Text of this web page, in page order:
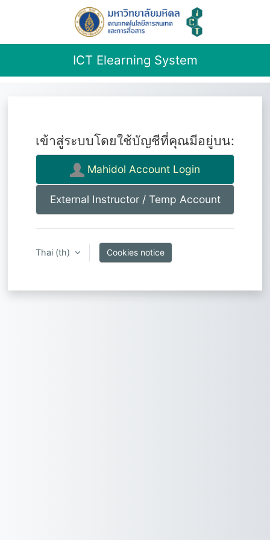
ICT Elearning System
เข้าสู่ระบบโดยใช้บัญชีที่คุณมีอยู่บน:
Mahidol Account Login
External Instructor / Temp Account
Thai ‎(th)‎ Cookies notice